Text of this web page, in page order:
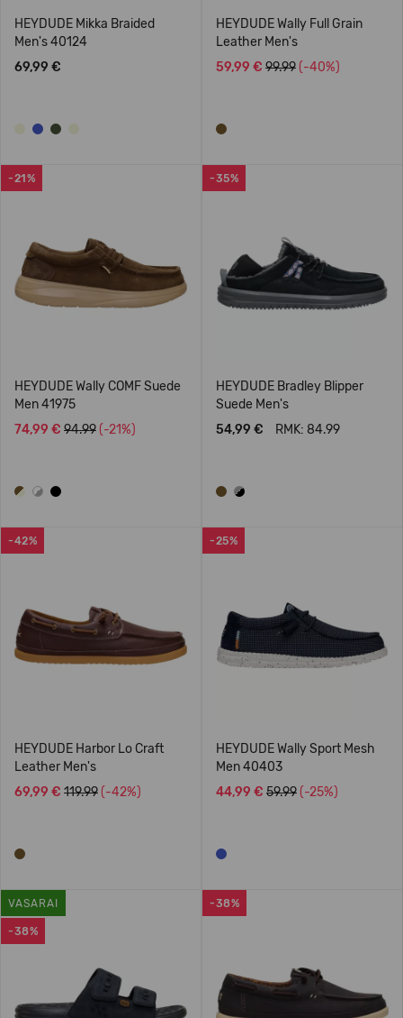
HEYDUDE Mikka Braided
Men's 40124
69,99 €
HEYDUDE Wally Full Grain
Leather Men's
59,99 € 99.99 (-40%)
-21%
HEYDUDE Wally COMF Suede
Men 41975
74,99 € 94.99 (-21%)
-35%
HEYDUDE Bradley Blipper
Suede Men's
54,99 €
RMK: 84.99
-42%
HEYDUDE Harbor Lo Craft
Leather Men's
69,99 € 119.99 (-42%)
-25%
HEYDUDE Wally Sport Mesh
Men 40403
44,99 € 59.99 (-25%)
-38%
VASARAI -38%